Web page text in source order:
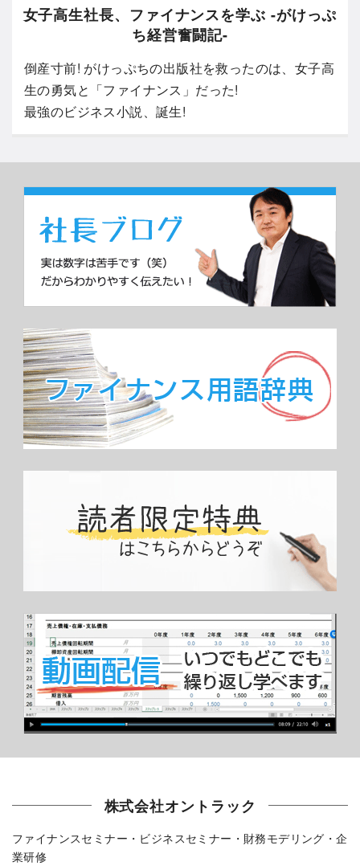
女子高生社長、ファイナンスを学ぶ -がけっぷ
ち経営奮闘記-
倒産寸前! がけっぷちの出版社を救ったのは、女子高
生の勇気と「ファイナンス」だった!
最強のビジネス小説、誕生!
株式会社オントラック
ファイナンスセミナー・ビジネスセミナー・財務モデリング・企
業研修